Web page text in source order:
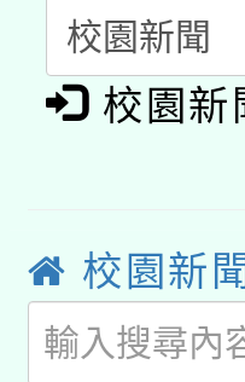
國立臺
年度健
函轉國
原住民
轉知教
方素養
「族語
文教學
件」活
教育部
年度
校園新
校園新